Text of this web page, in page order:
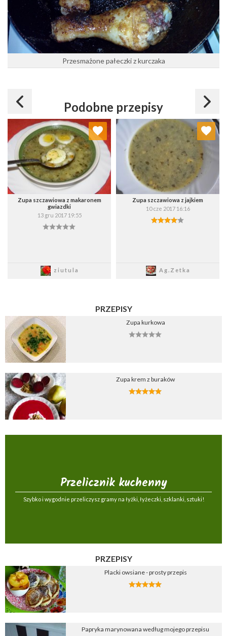
Przesmażone pałeczki z kurczaka
Podobne przepisy
Zupa szczawiowa z makaronem
gwiazdki
13 gru 2017 19:55
ziutula
Dodaj do ulubionych
Wybierz listę:
Zapisz
Zupa szczawiowa z jajkiem
10 cze 2017 16:16
Ag.Zetka
Dodaj do ulubionych
Wybierz listę:
Zapisz
PRZEPISY
Zupa kurkowa
Zupa krem z buraków
Przelicznik kuchenny
Szybko i wygodnie przeliczysz gramy na łyżki, łyżeczki, szklanki, sztuki!
PRZEPISY
Placki owsiane - prosty przepis
Papryka marynowana według mojego przepisu